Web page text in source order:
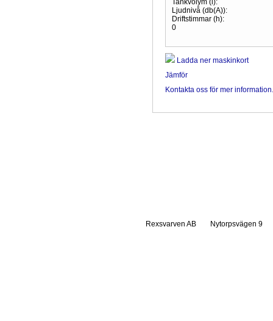
Tankvolym (l):
Ljudnivå (db(A)):
Driftstimmar (h):
0
Ladda ner maskinkort
Jämför
Kontakta oss för mer information.
Rexsvarven AB Nytorpsvägen 9